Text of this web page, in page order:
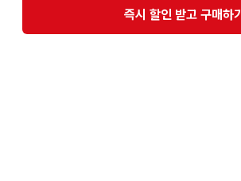
즉시 할인 받고 구매하기